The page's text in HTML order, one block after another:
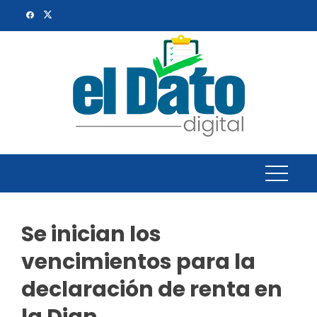
Se inician los
vencimientos para la
declaración de renta en